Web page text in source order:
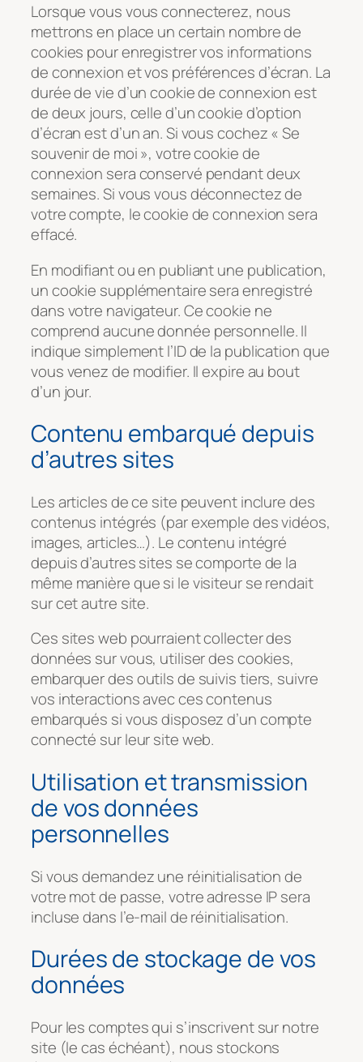
Lorsque vous vous connecterez, nous
mettrons en place un certain nombre de
cookies pour enregistrer vos informations
de connexion et vos préférences d’écran. La
durée de vie d’un cookie de connexion est
de deux jours, celle d’un cookie d’option
d’écran est d’un an. Si vous cochez « Se
souvenir de moi », votre cookie de
connexion sera conservé pendant deux
semaines. Si vous vous déconnectez de
votre compte, le cookie de connexion sera
effacé.
En modifiant ou en publiant une publication,
un cookie supplémentaire sera enregistré
dans votre navigateur. Ce cookie ne
comprend aucune donnée personnelle. Il
indique simplement l’ID de la publication que
vous venez de modifier. Il expire au bout
d’un jour.
Contenu embarqué depuis
d’autres sites
Les articles de ce site peuvent inclure des
contenus intégrés (par exemple des vidéos,
images, articles…). Le contenu intégré
depuis d’autres sites se comporte de la
même manière que si le visiteur se rendait
sur cet autre site.
Ces sites web pourraient collecter des
données sur vous, utiliser des cookies,
embarquer des outils de suivis tiers, suivre
vos interactions avec ces contenus
embarqués si vous disposez d’un compte
connecté sur leur site web.
Utilisation et transmission
de vos données
personnelles
Si vous demandez une réinitialisation de
votre mot de passe, votre adresse IP sera
incluse dans l’e-mail de réinitialisation.
Durées de stockage de vos
données
Pour les comptes qui s’inscrivent sur notre
site (le cas échéant), nous stockons